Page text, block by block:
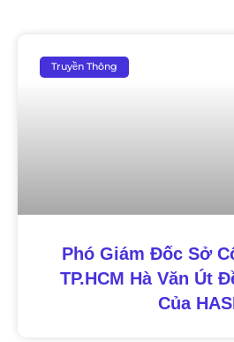
Truyền Thông
Phó Giám Đốc Sở
TP.HCM Hà Văn Út
Của